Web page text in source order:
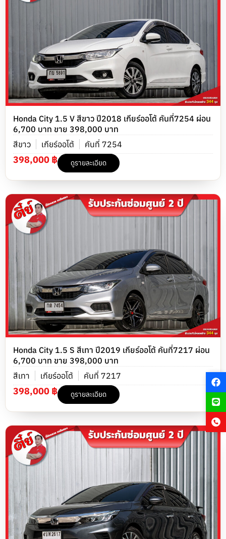
Honda City 1.5 V สีขาว ปี2018 เกียร์ออโต้ คันที่7254 ผ่อน
6,700 บาท ขาย 398,000 บาท
สีขาว
เกียร์ออโต้ คันที่ 7254
398,000 ฿ ดูรายละเอียด
Honda City 1.5 S สีเทา ปี2019 เกียร์ออโต้ คันที่7217 ผ่อน
6,700 บาท ขาย 398,000 บาท
สีเทา
เกียร์ออโต้ คันที่ 7217
398,000 ฿ ดูรายละเอียด